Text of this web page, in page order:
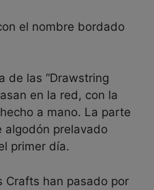
el nombre bordado
de las “Drawstring
en la red, con la
a mano. La parte
algodón prelavado
primer día.
Crafts han pasado por